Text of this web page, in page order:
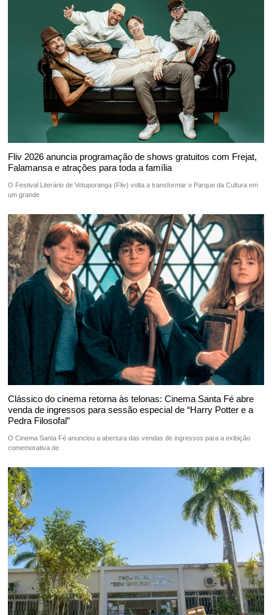
Fliv 2026 anuncia programação de shows gratuitos com Frejat,
Falamansa e atrações para toda a família
O Festival Literário de Votuporanga (Fliv) volta a transformar o Parque da Cultura em
um grande
Clássico do cinema retorna às telonas: Cinema Santa Fé abre
venda de ingressos para sessão especial de “Harry Potter e a
Pedra Filosofal”
O Cinema Santa Fé anunciou a abertura das vendas de ingressos para a exibição
comemorativa de